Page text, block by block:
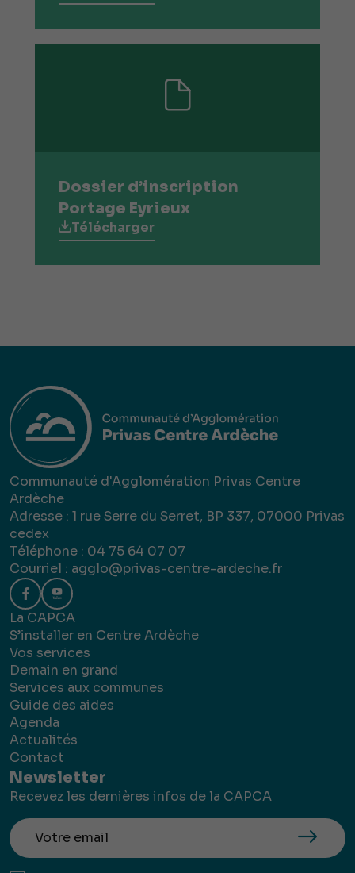
Dossier d’inscription
Portage Eyrieux
Télécharger
Communauté d'Agglomération Privas Centre
Ardèche
Adresse : 1 rue Serre du Serret, BP 337, 07000 Privas
cedex
Téléphone : 04 75 64 07 07
Courriel : agglo@privas-centre-ardeche.fr
La CAPCA
S’installer en Centre Ardèche
Vos services
Demain en grand
Services aux communes
Guide des aides
Agenda
Actualités
Contact
Newsletter
Recevez les dernières infos de la CAPCA